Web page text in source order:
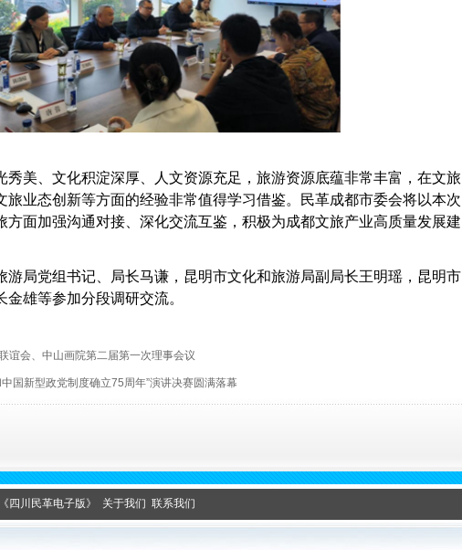
美、文化积淀深厚、人文资源充足，旅游资源底蕴非常丰富，在文旅
旅业态创新等方面的经验非常值得学习借鉴。民革成都市委会将以本次
方面加强沟通对接、深化交流互鉴，积极为成都文旅产业高质量发展建
局党组书记、局长马谦，昆明市文化和旅游局副局长王明瑶，昆明市
雄等参加分段调研交流。
谊会、中山画院第二届第一次理事会议
国新型政党制度确立75周年”演讲决赛圆满落幕
《四川民革电子版》 关于我们 联系我们